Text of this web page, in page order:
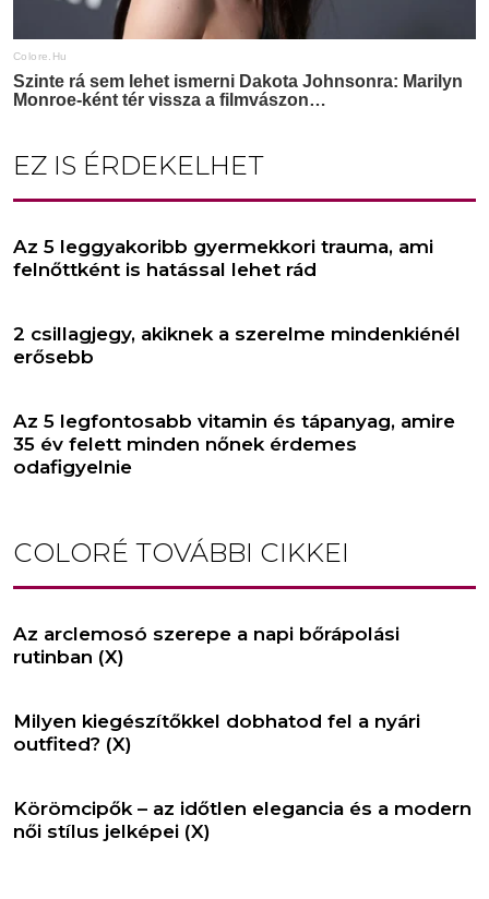
EZ IS ÉRDEKELHET
Az 5 leggyakoribb gyermekkori trauma, ami
felnőttként is hatással lehet rád
2 csillagjegy, akiknek a szerelme mindenkiénél
erősebb
Az 5 legfontosabb vitamin és tápanyag, amire
35 év felett minden nőnek érdemes
odafigyelnie
COLORÉ TOVÁBBI CIKKEI
Az arclemosó szerepe a napi bőrápolási
rutinban (X)
Milyen kiegészítőkkel dobhatod fel a nyári
outfited? (X)
Körömcipők – az időtlen elegancia és a modern
női stílus jelképei (X)